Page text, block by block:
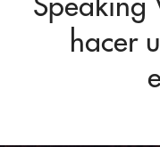
Speaking
hacer